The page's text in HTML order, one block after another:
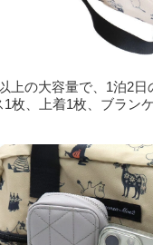
上の大容量で、1泊2
枚、上着1枚、ブラン